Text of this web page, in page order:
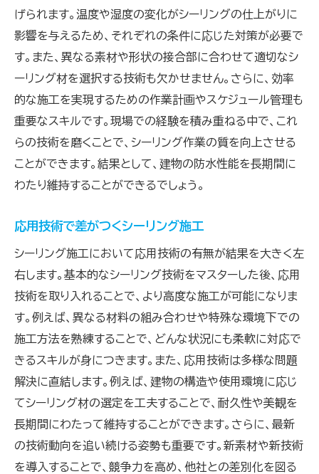
げられます。温度や湿度の変化がシーリングの仕上がりに
影響を与えるため、それぞれの条件に応じた対策が必要で
す。また、異なる素材や形状の接合部に合わせて適切なシ
ーリング材を選択する技術も欠かせません。さらに、効率
的な施工を実現するための作業計画やスケジュール管理も
重要なスキルです。現場での経験を積み重ねる中で、これ
らの技術を磨くことで、シーリング作業の質を向上させる
ことができます。結果として、建物の防水性能を長期間に
わたり維持することができるでしょう。
応用技術で差がつくシーリング施工
シーリング施工において応用技術の有無が結果を大きく左
右します。基本的なシーリング技術をマスターした後、応用
技術を取り入れることで、より高度な施工が可能になりま
す。例えば、異なる材料の組み合わせや特殊な環境下での
施工方法を熟練することで、どんな状況にも柔軟に対応で
きるスキルが身につきます。また、応用技術は多様な問題
解決に直結します。例えば、建物の構造や使用環境に応じ
てシーリング材の選定を工夫することで、耐久性や美観を
長期間にわたって維持することができます。さらに、最新
の技術動向を追い続ける姿勢も重要です。新素材や新技術
を導入することで、競争力を高め、他社との差別化を図る